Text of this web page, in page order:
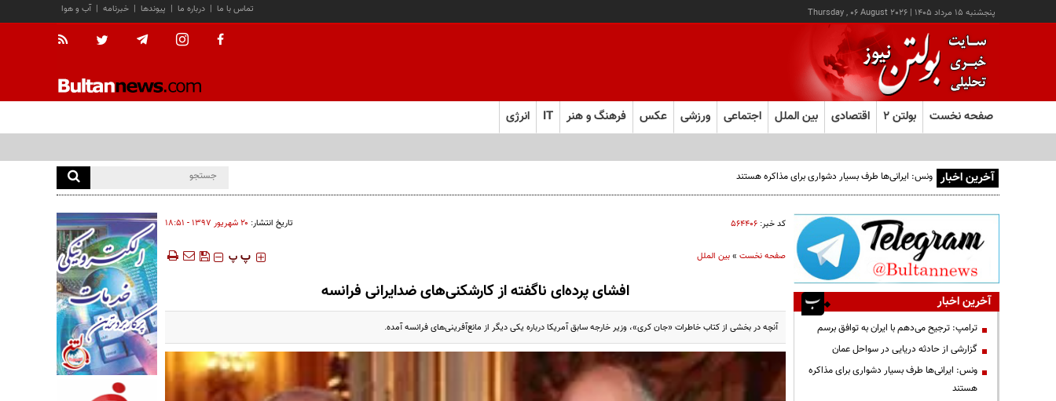
پنجشنبه ۱۵ مرداد ۱۴۰۵ |
Thursday , 06 August 2026 آب و هوا | خبرنامه | پیوندها | درباره ما | تماس با ما
صفحه نخست بولتن ۲ اقتصادی بین الملل اجتماعی ورزشی عکس فرهنگ و هنر IT انرژی
آخرین اخبار ونس: ایرانی‌ها طرف بسیار دشواری برای مذاکره هستند
کد خبر: ۵۶۴۴۰۶ تاریخ انتشار: ۲۰ شهريور ۱۳۹۷ - ۱۸:۵۱
صفحه نخست»بین الملل ‍‍‍ پ پ
افشای پرده‌ای ناگفته از کارشکنی‌های ضدایرانی فرانسه
آنچه در بخشی از کتاب خاطرات «جان کری»، وزیر خارجه سابق آمریکا درباره یکی دیگر از مانع‌آفرینی‌های فرانسه آمده.
آخرین اخبار
ترامپ: ترجیح می‌دهم با ایران به توافق برسم
گزارشی از حادثه دریایی در سواحل عمان
ونس: ایرانی‌ها طرف بسیار دشواری برای مذاکره
هستند